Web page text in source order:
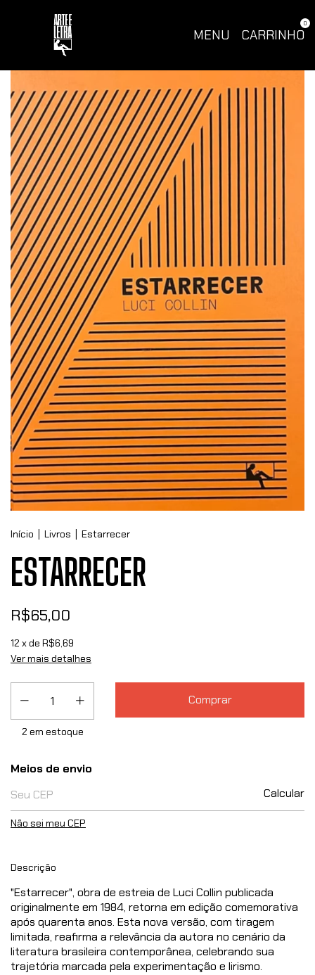
MENU CARRINHO
0
Início Livros Estarrecer
ESTARRECER
R$65,00
12 x de R$6,69
Ver mais detalhes
2 em estoque
Entregas para o CEP:
Meios de envio
Calcular
Não sei meu CEP
Descrição
"Estarrecer", obra de estreia de Luci Collin publicada
originalmente em 1984, retorna em edição comemorativa
após quarenta anos. Esta nova versão, com tiragem
limitada, reafirma a relevância da autora no cenário da
literatura brasileira contemporânea, celebrando sua
trajetória marcada pela experimentação e lirismo.